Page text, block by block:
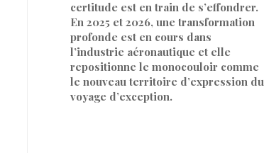
certitude est en train de s’effondrer.
En 2025 et 2026, une transformation
profonde est en cours dans
l’industrie aéronautique et elle
repositionne le monocouloir comme
le nouveau territoire d’expression du
voyage d’exception.